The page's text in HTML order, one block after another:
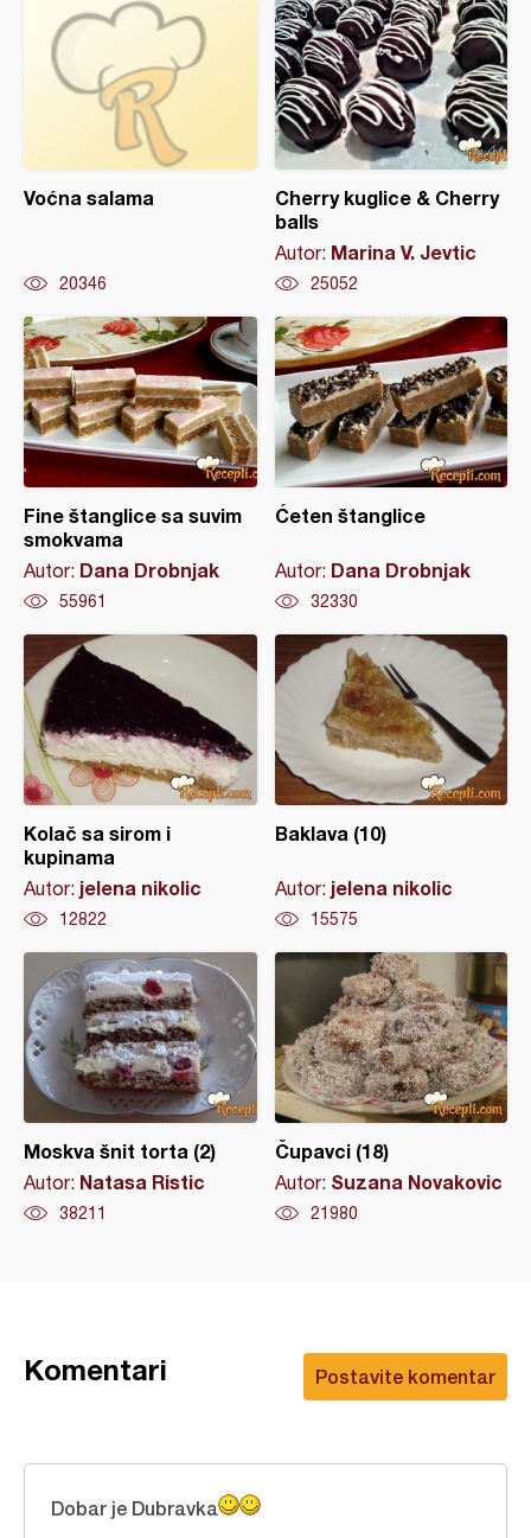
Voćna salama
20346
Cherry kuglice & Cherry
balls
Autor: Marina V. Jevtic
25052
Fine štanglice sa suvim
smokvama
Autor: Dana Drobnjak
55961
Ćeten štanglice
Autor: Dana Drobnjak
32330
Kolač sa sirom i
kupinama
Autor: jelena nikolic
12822
Baklava (10)
Autor: jelena nikolic
15575
Moskva šnit torta (2)
Autor: Natasa Ristic
38211
Čupavci (18)
Autor: Suzana Novakovic
21980
Postavite komentar
Komentari
Dobar je Dubravka